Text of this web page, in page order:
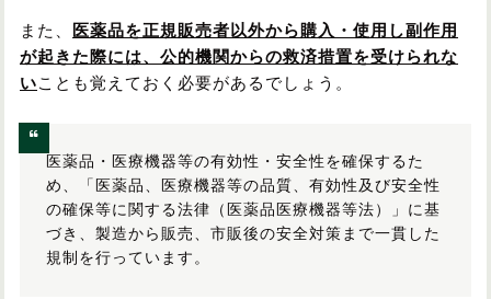
また、
医薬品を正規販売者以外から購入・使用し副作用
が起きた際には、公的機関からの救済措置を受けられな
い ことも覚えておく必要があるでしょう。
医薬品・医療機器等の有効性・安全性を確保するた
め、「医薬品、医療機器等の品質、有効性及び安全性
の確保等に関する法律（医薬品医療機器等法）」に基
づき、製造から販売、市販後の安全対策まで一貫した
規制を行っています。